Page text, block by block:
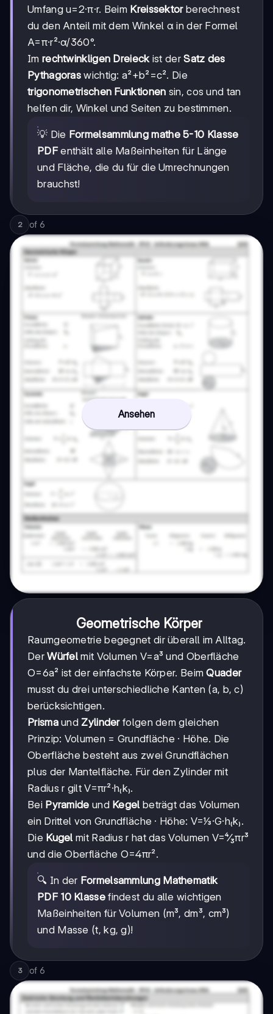
Umfang u=2·π·r. Beim Kreissektorberechnest
du den Anteil mit dem Winkel α in der Formel
A=π·r²·α/360°.
Im rechtwinkligen Dreieckist derSatz des
Pythagoras wichtig: a²+b²=c². Die
trigonometrischen Funktionen sin, cos und tan
helfen dir, Winkel und Seiten zu bestimmen.
💡 Die Formelsammlung mathe 5-10 Klasse
PDFenthält alle Maßeinheiten für Länge
und Fläche, die du für die Umrechnungen
brauchst!
2 of 6
Ansehen
Geometrische Körper
Raumgeometrie begegnet dir überall im Alltag.
DerWürfel mit Volumen V=a³ und Oberfläche
O=6a² ist der einfachste Körper. BeimQuader
musst du drei unterschiedliche Kanten (a, b, c)
berücksichtigen.
Prismaund Zylinderfolgen dem gleichen
Prinzip: Volumen = Grundfläche · Höhe. Die
Oberfläche besteht aus zwei Grundflächen
plus der Mantelfläche. Für den Zylinder mit
Radius r gilt V=πr²·h₍k₎.
Bei Pyramide und Kegel beträgt das Volumen
ein Drittel von Grundfläche · Höhe: V=⅓·G·h₍k₎.
Die Kugel mit Radius r hat das Volumen V=⁴⁄₃πr³
und die Oberfläche O=4πr².
🔍 In der Formelsammlung Mathematik
PDF 10 Klassefindest du alle wichtigen
Maßeinheiten für Volumen (m³, dm³, cm³)
und Masse (t, kg, g)!
3 of 6